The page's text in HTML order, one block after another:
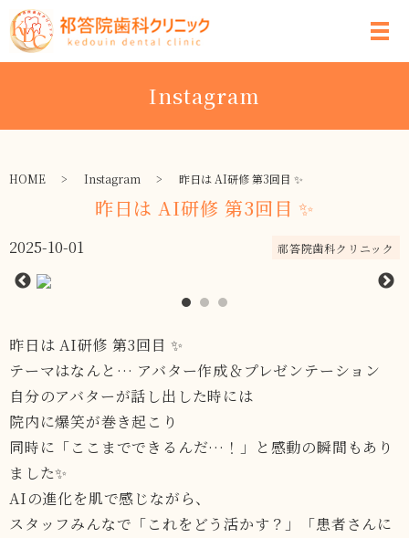
Instagram
HOME Instagram 昨日は AI研修 第3回目 ✨
昨日は AI研修 第3回目 ✨
2025-10-01 祁答院歯科クリニック
昨日は AI研修 第3回目 ✨
テーマはなんと… アバター作成＆プレゼンテーション ‍
自分のアバターが話し出した時には
院内に爆笑が巻き起こり
同時に「ここまでできるんだ…！」と感動の瞬間もあり
ました✨
AIの進化を肌で感じながら、
スタッフみんなで「これをどう活かす？」「患者さんに